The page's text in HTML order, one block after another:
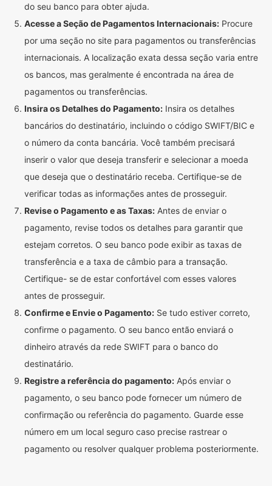
do seu banco para obter ajuda.
Acesse a Seção de Pagamentos Internacionais: Procure
por uma seção no site para pagamentos ou transferências
internacionais. A localização exata dessa seção varia entre
os bancos, mas geralmente é encontrada na área de
pagamentos ou transferências.
Insira os Detalhes do Pagamento: Insira os detalhes
bancários do destinatário, incluindo o código SWIFT/BIC e
o número da conta bancária. Você também precisará
inserir o valor que deseja transferir e selecionar a moeda
que deseja que o destinatário receba. Certifique-se de
verificar todas as informações antes de prosseguir.
Revise o Pagamento e as Taxas: Antes de enviar o
pagamento, revise todos os detalhes para garantir que
estejam corretos. O seu banco pode exibir as taxas de
transferência e a taxa de câmbio para a transação.
Certifique- se de estar confortável com esses valores
antes de prosseguir.
Confirme e Envie o Pagamento: Se tudo estiver correto,
confirme o pagamento. O seu banco então enviará o
dinheiro através da rede SWIFT para o banco do
destinatário.
Registre a referência do pagamento: Após enviar o
pagamento, o seu banco pode fornecer um número de
confirmação ou referência do pagamento. Guarde esse
número em um local seguro caso precise rastrear o
pagamento ou resolver qualquer problema posteriormente.